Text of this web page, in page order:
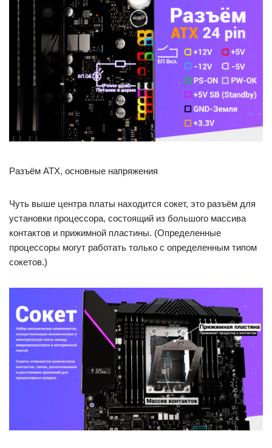
Разъём ATX, основные напряжения
Чуть выше центра платы находится сокет, это разъём для
установки процессора, состоящий из большого массива
контактов и прижимной пластины. (Определенные
процессоры могут работать только с определенным типом
сокетов.)